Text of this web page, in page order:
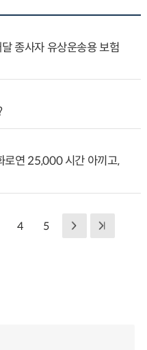
종사자 유상운송용 보험
로연 25,000 시간 아끼고,
4 5